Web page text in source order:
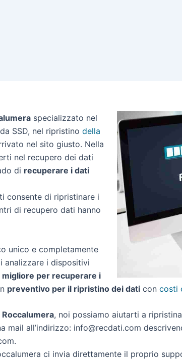
specializzato nel
SSD, nel ripristino della
nel sito giusto. Nella
nel recupero dei dati
di recuperare i dati
ti consente di ripristinare i
di recupero dati hanno
unico e completamente
analizzare i dispositivi
migliore per recuperare i
preventivo per il ripristino dei dati con costi
, noi possiamo aiutarti a
mail all’indirizzo: info@recdati.com
ci invia direttamente il proprio